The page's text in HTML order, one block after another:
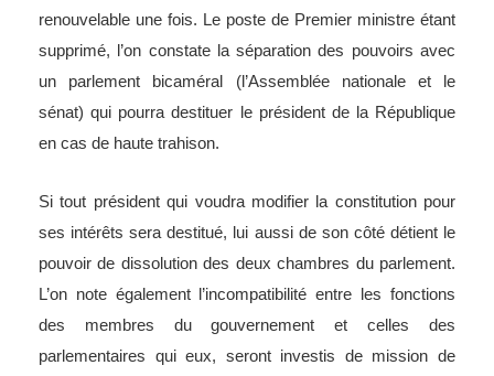
renouvelable une fois. Le poste de Premier ministre étant
supprimé, l’on constate la séparation des pouvoirs avec
un parlement bicaméral (l’Assemblée nationale et le
sénat) qui pourra destituer le président de la République
en cas de haute trahison.
Si tout président qui voudra modifier la constitution pour
ses intérêts sera destitué, lui aussi de son côté détient le
pouvoir de dissolution des deux chambres du parlement.
L’on note également l’incompatibilité entre les fonctions
des membres du gouvernement et celles des
parlementaires qui eux, seront investis de mission de